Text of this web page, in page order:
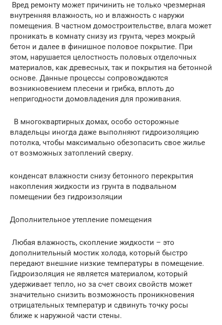
Вред ремонту может причинить не только чрезмерная
внутренняя влажность, но и влажность с наружи
помещения. В частном домостроительстве, влага может
проникать в комнату снизу из грунта, через мокрый
бетон и далее в финишное половое покрытие. При
этом, нарушается целостность половых отделочных
материалов, как древесных, так и покрытия на бетонной
основе. Данные процессы сопровождаются
возникновением плесени и грибка, вплоть до
непригодности домовладения для проживания.
В многоквартирных домах, особо осторожные
владельцы иногда даже выполняют гидроизоляцию
потолка, чтобы максимально обезопасить свое жилье
от возможных затоплений сверху.
конденсат влажности снизу бетонного перекрытия
накопления жидкости из грунта в подвальном
помещении без гидроизоляции
Дополнительное утепление помещения
Любая влажность, скопление жидкости – это
дополнительный мостик холода, который быстро
передают внешние низкие температуры в помещение.
Гидроизоляция не является материалом, который
удерживает тепло, но за счет своих свойств может
значительно снизить возможность проникновения
отрицательных температур и сдвинуть точку росы
ближе к наружной части стены.